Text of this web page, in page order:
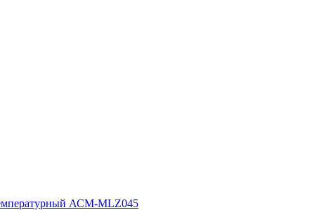
АСМ-MLZ045